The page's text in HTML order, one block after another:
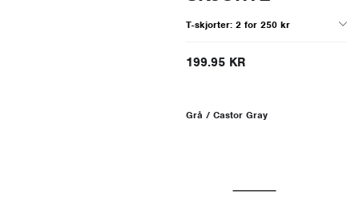
T-skjorter: 2 for 250 kr
199.95 KR
Grå / Castor Gray